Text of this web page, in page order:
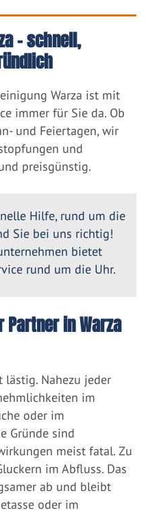
– schnell,
Warza ist mit
immer für Sie da. Ob
und Feiertagen, wir
und
preisgünstig.
Hilfe, rund um die
Sie bei uns richtig!
bietet
rund um die Uhr.
in Warza
lästig. Nahezu jeder
im
oder im
Gründe sind
meist fatal. Zu
im Abfluss. Das
ab und bleibt
oder im